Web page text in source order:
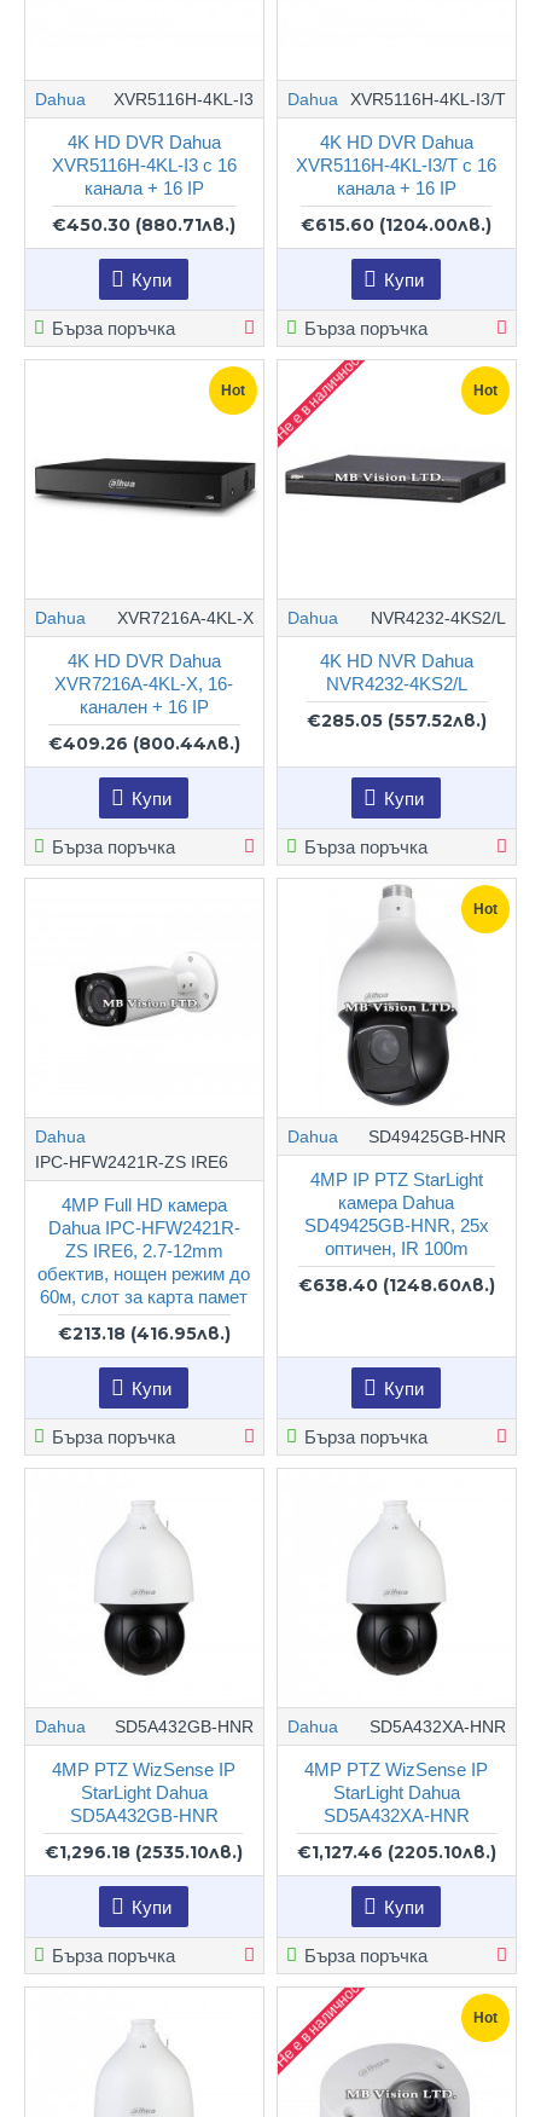
Dahua XVR5116H-4KL-I3
4K HD DVR Dahua
XVR5116H-4KL-I3 с 16
канала + 16 IP
€450.30 (880.71лв.)
Купи
Бърза поръчка
Dahua XVR5116H-4KL-I3/T
4K HD DVR Dahua
XVR5116H-4KL-I3/T с 16
канала + 16 IP
€615.60 (1204.00лв.)
Купи
Бърза поръчка
Hot
Dahua XVR7216A-4KL-X
4K HD DVR Dahua
XVR7216A-4KL-X, 16-
канален + 16 IP
€409.26 (800.44лв.)
Купи
Бърза поръчка
Hot
Не е в наличност
Dahua NVR4232-4KS2/L
4K HD NVR Dahua
NVR4232-4KS2/L
€285.05 (557.52лв.)
Купи
Бърза поръчка
Dahua
IPC-HFW2421R-ZS IRE6
4MP Full HD камера
Dahua IPC-HFW2421R-
ZS IRE6, 2.7-12mm
обектив, нощен режим до
60м, слот за карта памет
€213.18 (416.95лв.)
Купи
Бърза поръчка
Hot
Dahua SD49425GB-HNR
4MP IP PTZ StarLight
камера Dahua
SD49425GB-HNR, 25x
оптичен, IR 100m
€638.40 (1248.60лв.)
Купи
Бърза поръчка
Dahua SD5A432GB-HNR
4MP PTZ WizSense IP
StarLight Dahua
SD5A432GB-HNR
€1,296.18 (2535.10лв.)
Купи
Бърза поръчка
Dahua SD5A432XA-HNR
4MP PTZ WizSense IP
StarLight Dahua
SD5A432XA-HNR
€1,127.46 (2205.10лв.)
Купи
Бърза поръчка
Hot
Не е в наличност